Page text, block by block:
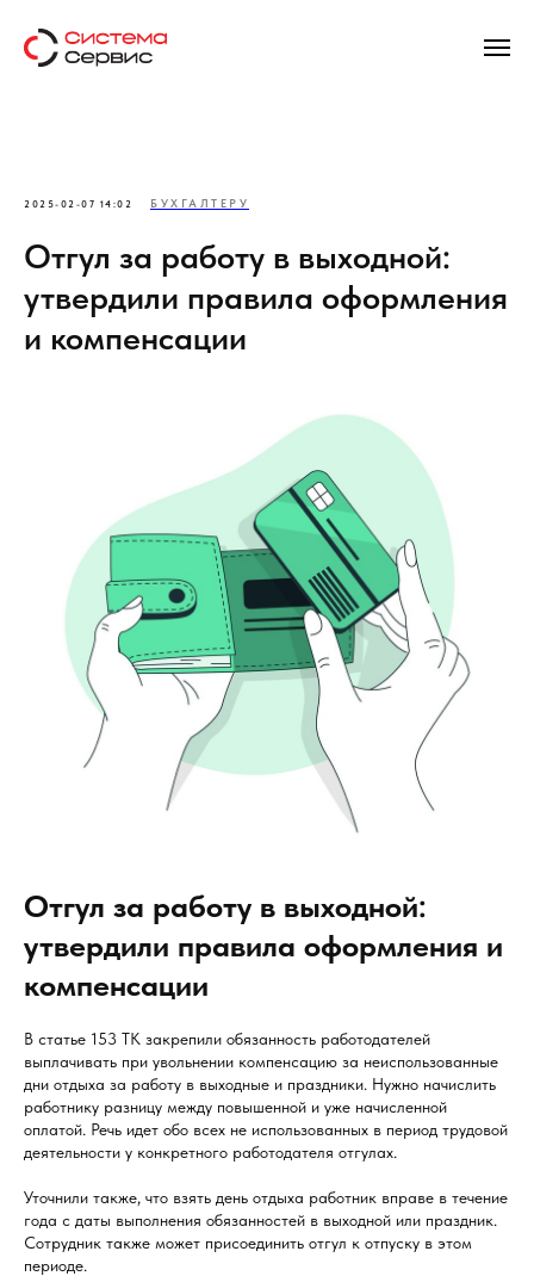
2025-02-07 14:02 БУХГАЛТЕРУ
Отгул за работу в выходной:
утвердили правила оформления
и компенсации
Отгул за работу в выходной:
утвердили правила оформления и
компенсации
В статье 153 ТК закрепили обязанность работодателей
выплачивать при увольнении компенсацию за неиспользованные
дни отдыха за работу в выходные и праздники. Нужно начислить
работнику разницу между повышенной и уже начисленной
оплатой. Речь идет обо всех не использованных в период трудовой
деятельности у конкретного работодателя отгулах.
Уточнили также, что взять день отдыха работник вправе в течение
года с даты выполнения обязанностей в выходной или праздник.
Сотрудник также может присоединить отгул к отпуску в этом
периоде.